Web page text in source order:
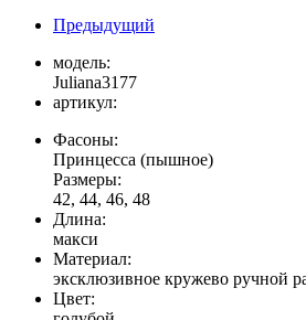
Предыдущий
модель:
Juliana3177
артикул:
Фасоны:
Принцесса (пышное)
Размеры:
42, 44, 46, 48
Длина:
макси
Материал:
эксклюзивное кружево ручной
Цвет: